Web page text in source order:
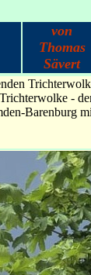
von
Thomas
Sävert
-
Barenburg